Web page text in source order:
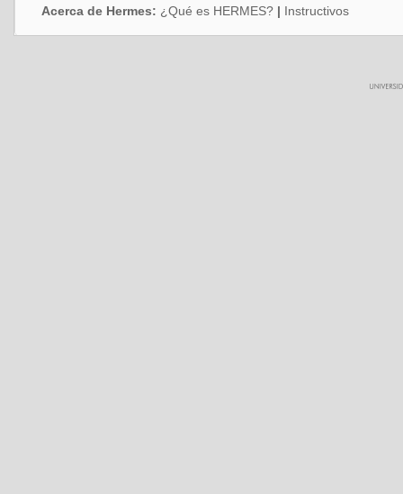
Acerca de Hermes: ¿Qué es HERMES? | Instructivos